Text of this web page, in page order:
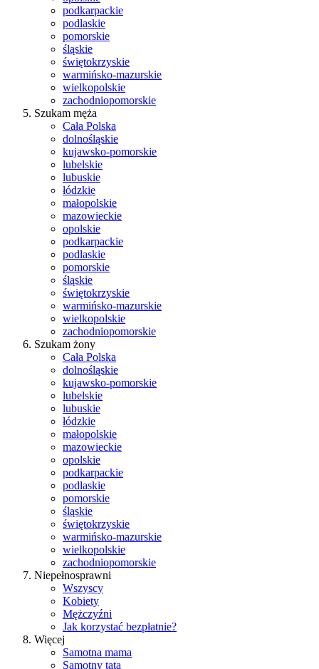
podkarpackie
podlaskie
pomorskie
śląskie
świętokrzyskie
warmińsko-mazurskie
wielkopolskie
zachodniopomorskie
Szukam męża
Cała Polska
dolnośląskie
kujawsko-pomorskie
lubelskie
lubuskie
łódzkie
małopolskie
mazowieckie
opolskie
podkarpackie
podlaskie
pomorskie
śląskie
świętokrzyskie
warmińsko-mazurskie
wielkopolskie
zachodniopomorskie
Szukam żony
Cała Polska
dolnośląskie
kujawsko-pomorskie
lubelskie
lubuskie
łódzkie
małopolskie
mazowieckie
opolskie
podkarpackie
podlaskie
pomorskie
śląskie
świętokrzyskie
warmińsko-mazurskie
wielkopolskie
zachodniopomorskie
Niepełnosprawni
Wszyscy
Kobiety
Mężczyźni
Jak korzystać bezpłatnie?
Więcej
Samotna mama
Samotny tata